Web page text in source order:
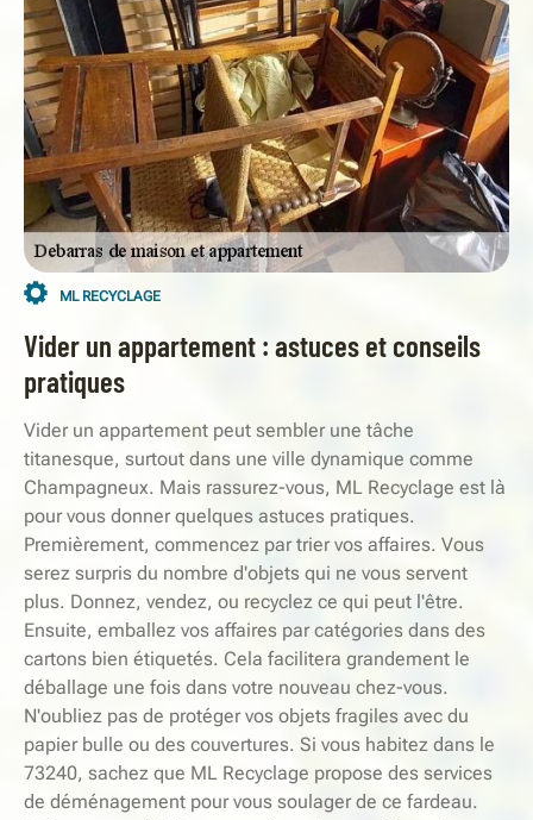
ML RECYCLAGE
Vider un appartement : astuces et conseils
pratiques
Vider un appartement peut sembler une tâche
titanesque, surtout dans une ville dynamique comme
Champagneux. Mais rassurez-vous, ML Recyclage est là
pour vous donner quelques astuces pratiques.
Premièrement, commencez par trier vos affaires. Vous
serez surpris du nombre d'objets qui ne vous servent
plus. Donnez, vendez, ou recyclez ce qui peut l'être.
Ensuite, emballez vos affaires par catégories dans des
cartons bien étiquetés. Cela facilitera grandement le
déballage une fois dans votre nouveau chez-vous.
N'oubliez pas de protéger vos objets fragiles avec du
papier bulle ou des couvertures. Si vous habitez dans le
73240, sachez que ML Recyclage propose des services
de déménagement pour vous soulager de ce fardeau.